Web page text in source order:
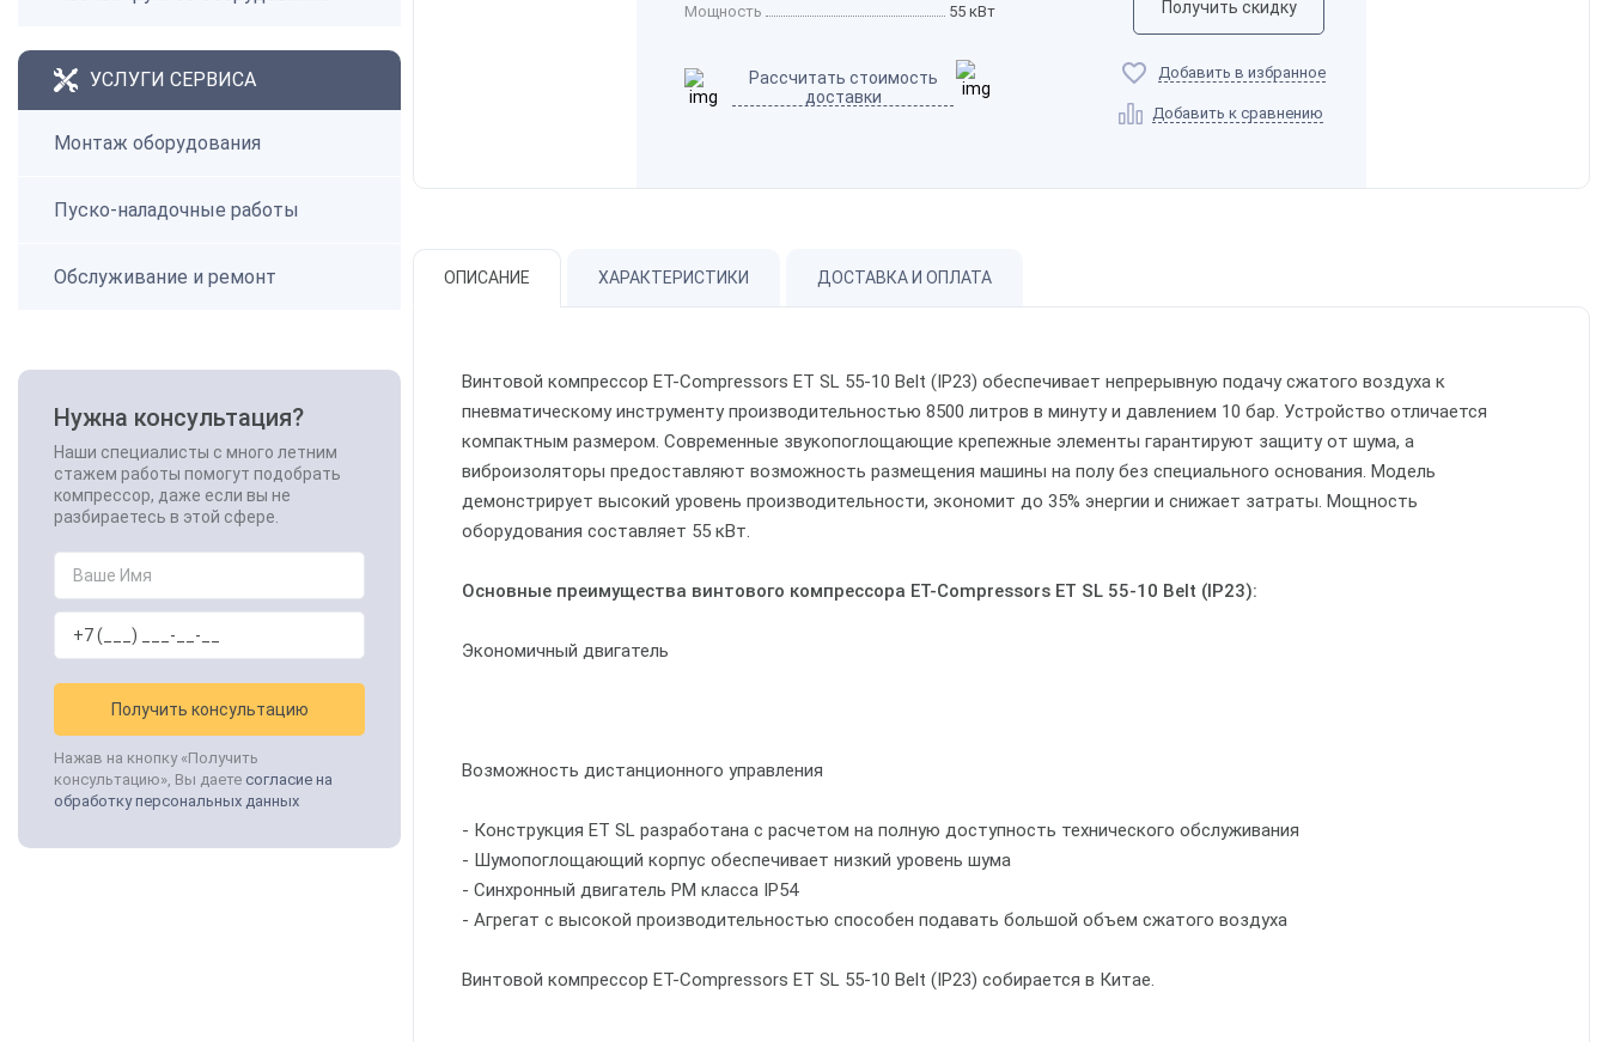
УСЛУГИ СЕРВИСА
Монтаж оборудования
Пуско-наладочные работы
Обслуживание и ремонт
Нужна консультация?
Наши специалисты с много летним
стажем работы помогут подобрать
компрессор, даже если вы не
разбираетесь в этой сфере.
Получить консультацию
Нажав на кнопку «Получить
консультацию», Вы даете согласие на
обработку персональных данных
Мощность 55 кВт
Рассчитать стоимость
доставки
Получить скидку
Добавить в избранное
Добавить к сравнению
ОПИСАНИЕ ХАРАКТЕРИСТИКИ ДОСТАВКА И ОПЛАТА
Винтовой компрессор ET-Compressors ET SL 55-10 Belt (IP23) обеспечивает непрерывную подачу сжатого воздуха к
пневматическому инструменту производительностью 8500 литров в минуту и давлением 10 бар. Устройство отличается
компактным размером. Современные звукопоглощающие крепежные элементы гарантируют защиту от шума, а
виброизоляторы предоставляют возможность размещения машины на полу без специального основания. Модель
демонстрирует высокий уровень производительности, экономит до 35% энергии и снижает затраты. Мощность
оборудования составляет 55 кВт.
Основные преимущества винтового компрессора ET-Compressors ET SL 55-10 Belt (IP23):
Экономичный двигатель
Возможность дистанционного управления
- Конструкция ET SL разработана с расчетом на полную доступность технического обслуживания
- Шумопоглощающий корпус обеспечивает низкий уровень шума
- Синхронный двигатель PM класса IP54
- Агрегат с высокой производительностью способен подавать большой объем сжатого воздуха
Винтовой компрессор ET-Compressors ET SL 55-10 Belt (IP23) собирается в Китае.